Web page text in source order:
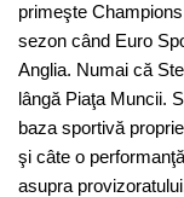
primeşte
sezon când Euro
Anglia. Numai că
lângă Piaţa Muncii.
baza sportivă
şi câte o
asupra